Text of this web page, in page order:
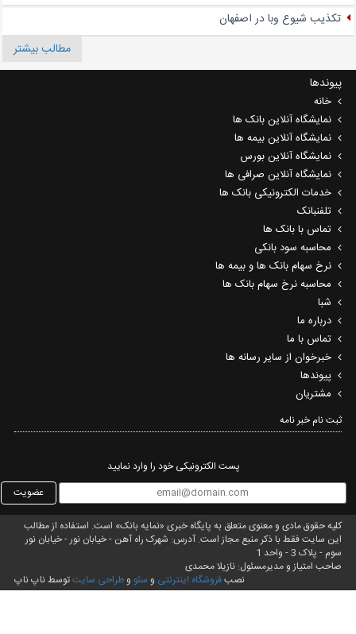
تکذیب شیوع وبا در اصفهان
مطالب بیشتر
پیوندها
خانه
نمایشگاه آنلاین بانک ها
نمایشگاه آنلاین بیمه ها
نمایشگاه آنلاین بورس
نمایشگاه آنلاین صرافی ها
خدمات الکترونیکی بانک ها
تلفنبانک
تماس با بانک ها
محاسبه سود بانکی
نرخ سهام بانک ها و بیمه ها
محاسبه نرخ سهام بانک ها
شبا
درباره ما
تماس با ما
خبرخوان از سایر رسانه ها
پیوندها
مشتریان
ثبت نام خبر نامه‌
پست الکترونیکی خود را وارد نمایید
عضویت
کلیه حقوق مادی و معنوی متعلق به پایگاه خبری «نمایه بانک» است. استفاده از مطالب
این سایت فقط با ذکر منبع مجاز است. آدرس: شهرک راه آهن - خیابان نور - خیابان نور
سوم - پلاک 3 - واحد 1
صاحب امتیاز و مدیرمسئول: نازیلا محمدی
نصبفروشگاه اینترنتیو سئوو طراحی سایتتوسط ناپ ناپ